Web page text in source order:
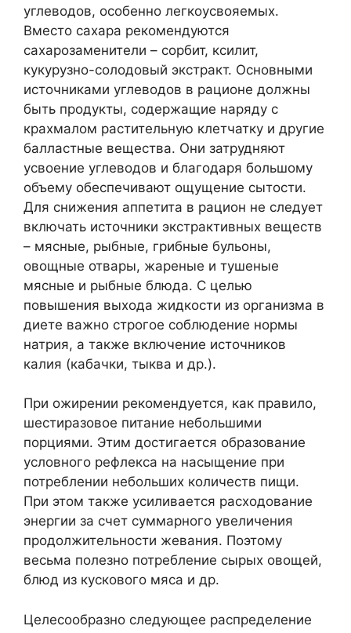
углеводов, особенно легкоусвояемых.
Вместо сахара рекомендуются
сахарозаменители – сорбит, ксилит,
кукурузно-солодовый экстракт. Основными
источниками углеводов в рационе должны
быть продукты, содержащие наряду с
крахмалом растительную клетчатку и другие
балластные вещества. Они затрудняют
усвоение углеводов и благодаря большому
объему обеспечивают ощущение сытости.
Для снижения аппетита в рацион не следует
включать источники экстрактивных веществ
– мясные, рыбные, грибные бульоны,
овощные отвары, жареные и тушеные
мясные и рыбные блюда. С целью
повышения выхода жидкости из организма в
диете важно строгое соблюдение нормы
натрия, а также включение источников
калия (кабачки, тыква и др.).
При ожирении рекомендуется, как правило,
шестиразовое питание небольшими
порциями. Этим достигается образование
условного рефлекса на насыщение при
потреблении небольших количеств пищи.
При этом также усиливается расходование
энергии за счет суммарного увеличения
продолжительности жевания. Поэтому
весьма полезно потребление сырых овощей,
блюд из кускового мяса и др.
Целесообразно следующее распределение